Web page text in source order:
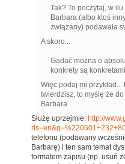
Tak? To poczytaj, w
Barbara (albo ktoś
związany) podawała
A skoro...
Gadać można o
konkrety są
Więc podaj mi
twierdzisz, to myślę że
Barbara
Służę uprzejmie: http://
telefonu (podawany
Barbarę) i ten sam temat
formatem zapisu (np. usuń